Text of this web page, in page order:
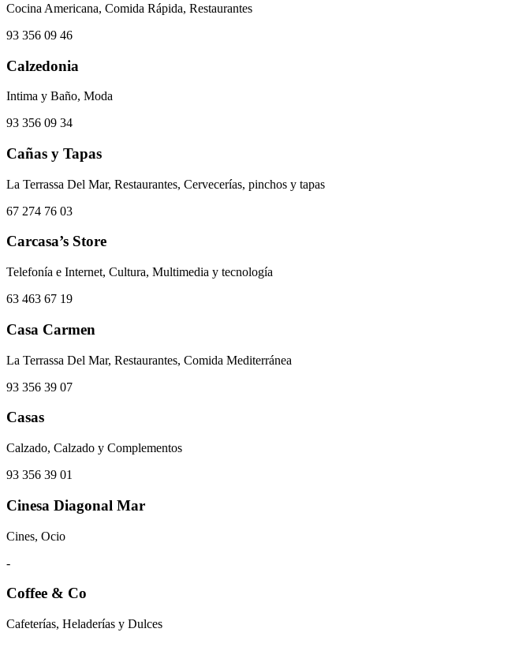
Cocina Americana, Comida Rápida, Restaurantes
93 356 09 46
Calzedonia
Intima y Baño, Moda
93 356 09 34
Cañas y Tapas
La Terrassa Del Mar, Restaurantes, Cervecerías, pinchos y tapas
67 274 76 03
Carcasa’s Store
Telefonía e Internet, Cultura, Multimedia y tecnología
63 463 67 19
Casa Carmen
La Terrassa Del Mar, Restaurantes, Comida Mediterránea
93 356 39 07
Casas
Calzado, Calzado y Complementos
93 356 39 01
Cinesa Diagonal Mar
Cines, Ocio
-
Coffee & Co
Cafeterías, Heladerías y Dulces